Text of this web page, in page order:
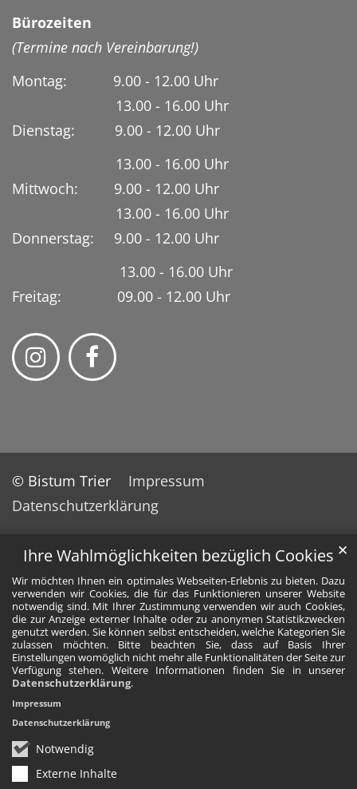
Ihre Wahlmöglichkeiten bezüglich Cookies
Wir möchten Ihnen ein optimales Webseiten-Erlebnis zu bieten. Dazu
verwenden wir Cookies, die für das Funktionieren unserer Website
notwendig sind. Mit Ihrer Zustimmung verwenden wir auch Cookies,
die zur Anzeige externer Inhalte oder zu anonymen Statistikzwecken
genutzt werden. Sie können selbst entscheiden, welche Kategorien Sie
zulassen möchten. Bitte beachten Sie, dass auf Basis Ihrer
Einstellungen womöglich nicht mehr alle Funktionalitäten der Seite zur
Verfügung stehen. Weitere Informationen finden Sie in unserer
Datenschutzerklärung.
Notwendig
Externe Inhalte
✕
Impressum
Datenschutzerklärung
Bürozeiten
(Termine nach Vereinbarung!)
Montag: 9.00 - 12.00 Uhr
13.00 - 16.00 Uhr
Dienstag:
9.00 - 12.00 Uhr
13.00 - 16.00 Uhr
Mittwoch: 9.00 - 12.00 Uhr
13.00 - 16.00 Uhr
Donnerstag: 9.00 - 12.00 Uhr
13.00 - 16.00 Uhr
Freitag: 09.00 - 12.00 Uhr
© Bistum Trier
Impressum
Datenschutzerklärung